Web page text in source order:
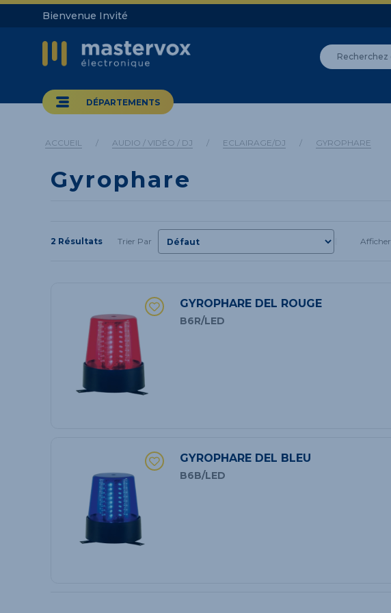
Bienvenue Invité
DÉPARTEMENTS
ACCUEIL / AUDIO / VIDÉO / DJ / ECLAIRAGE/DJ / GYROPHARE
Gyrophare
2 Résultats Trier Par Afficher
GYROPHARE DEL ROUGE
B6R/LED
GYROPHARE DEL BLEU
B6B/LED